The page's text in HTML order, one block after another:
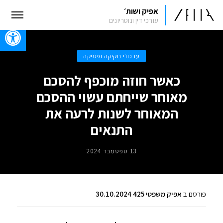
אפיק ושות׳
עורכי דין ונוטריונים
עדכוני חקיקה ופסיקה
כאשר חוזה מוכפף להסכם
מאוחר שייחתם עשוי ההסכם
המאוחר לשנות לרעה את
התנאים
13 ספטמבר 2024
פורסם ב אפיק משפטי 425 30.10.2024